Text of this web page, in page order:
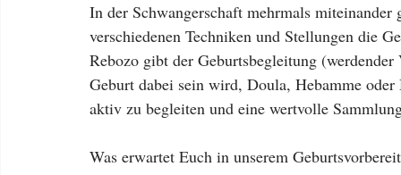
In der Schwangerschaft mehrmals
verschiedenen Techniken und Stellungen die
Rebozo gibt der Geburtsbegleitung
Geburt dabei sein wird, Doula, Hebamme
aktiv zu begleiten und eine wertvolle
Was erwartet Euch in unserem